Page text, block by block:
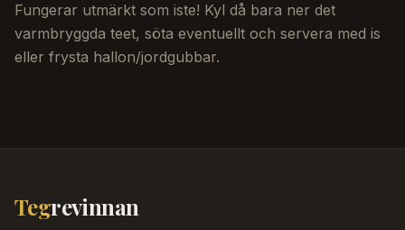
Fungerar utmärkt som iste! Kyl då bara ner det
varmbryggda teet, söta eventuellt och servera med is
eller frysta hallon/jordgubbar.
Tegrevinnan